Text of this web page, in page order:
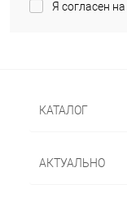
Я согласен на
КАТАЛОГ
АКТУАЛЬНО